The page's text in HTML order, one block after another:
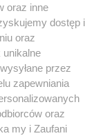
z portali
się z nami
oraz inne
dostęp i
oraz
unikalne
przez
zapewniania
oraz
my i Zaufani